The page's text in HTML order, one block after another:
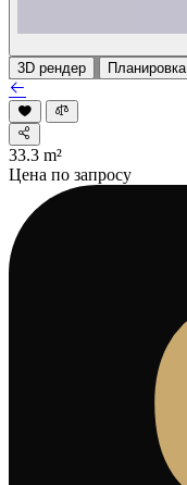
3D рендер Планировка
33.3 m²
Цена по запросу